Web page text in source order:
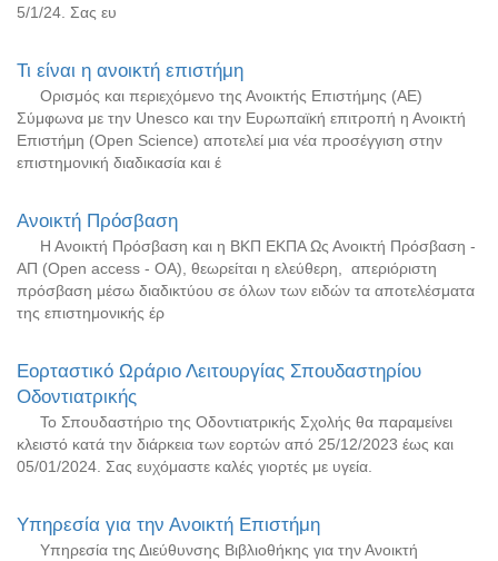
5/1/24. Σας ευ
Τι είναι η ανοικτή επιστήμη
Ορισμός και περιεχόμενο της Ανοικτής Επιστήμης (ΑΕ)
Σύμφωνα με την Unesco και την Ευρωπαϊκή επιτροπή η Ανοικτή
Επιστήμη (Open Science) αποτελεί μια νέα προσέγγιση στην
επιστημονική διαδικασία και έ
Ανοικτή Πρόσβαση
Η Ανοικτή Πρόσβαση και η ΒΚΠ ΕΚΠΑ Ως Ανοικτή Πρόσβαση -
ΑΠ (Open access - ΟΑ), θεωρείται η ελεύθερη, απεριόριστη
πρόσβαση μέσω διαδικτύου σε όλων των ειδών τα αποτελέσματα
της επιστημονικής έρ
Εορταστικό Ωράριο Λειτουργίας Σπουδαστηρίου
Οδοντιατρικής
Το Σπουδαστήριο της Οδοντιατρικής Σχολής θα παραμείνει
κλειστό κατά την διάρκεια των εορτών από 25/12/2023 έως και
05/01/2024. Σας ευχόμαστε καλές γιορτές με υγεία.
Υπηρεσία για την Ανοικτή Επιστήμη
Υπηρεσία της Διεύθυνσης Βιβλιοθήκης για την Ανοικτή